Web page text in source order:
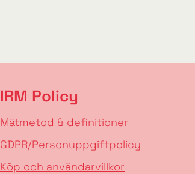
IRM Policy
Mätmetod & definitioner
GDPR/Personuppgiftpolicy
Köp och användarvillkor